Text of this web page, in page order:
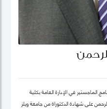
الماجستير في الإدارة العامة بكلية
على شهادة الدكتوراة من جامعة ويلز